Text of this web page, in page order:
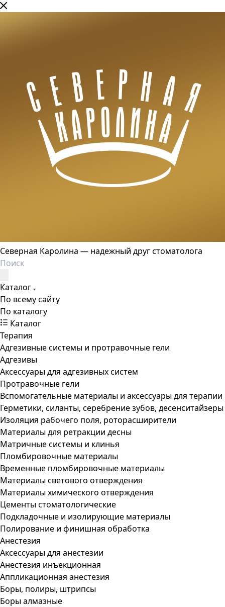
Северная Каролина — надежный друг стоматолога
Каталог
По всему сайту
По каталогу
Каталог
Терапия
Адгезивные системы и протравочные гели
Адгезивы
Аксессуары для адгезивных систем
Протравочные гели
Вспомогательные материалы и аксессуары для терапии
Герметики, силанты, серебрение зубов, десенситайзеры
Изоляция рабочего поля, роторасширители
Материалы для ретракции десны
Матричные системы и клинья
Пломбировочные материалы
Временные пломбировочные материалы
Материалы светового отверждения
Материалы химического отверждения
Цементы стоматологические
Подкладочные и изолирующие материалы
Полирование и финишная обработка
Анестезия
Аксессуары для анестезии
Анестезия инъекционная
Аппликационная анестезия
Боры, полиры, штрипсы
Боры алмазные